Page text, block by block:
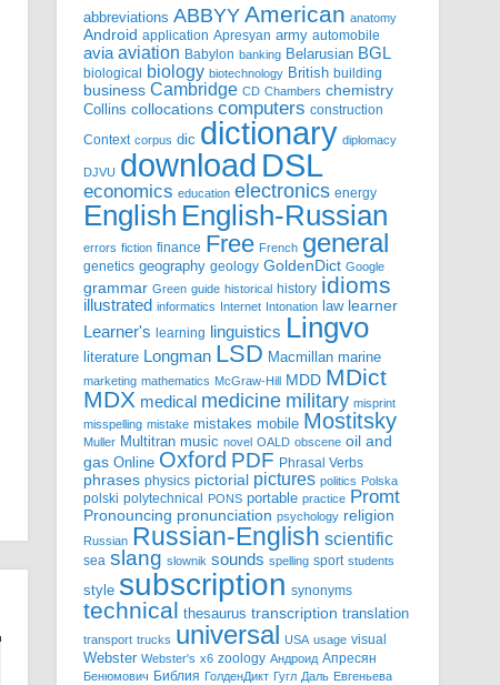
abbreviations ABBYY American anatomy
Android application Apresyan army automobile
avia aviation Babylon banking Belarusian BGL
biological biology biotechnology British building
business Cambridge CD Chambers chemistry
Collins collocations computers construction
Context corpus dic dictionary diplomacy
DJVU download DSL
economics education electronics energy
English English-Russian
errors fiction finance Free French general
genetics geography geology GoldenDict Google
grammar Green guide historical history idioms
illustrated informatics Internet Intonation law learner
Learner's learning linguistics Lingvo
literature Longman LSD Macmillan marine
marketing mathematics McGraw-Hill MDD MDict
MDX medical medicine military misprint
misspelling mistake mistakes mobile Mostitsky
Muller Multitran music novel OALD obscene oil and
gas Online Oxford PDF Phrasal Verbs
phrases physics pictorial pictures politics Polska
polski polytechnical PONS portable practice Promt
Pronouncing pronunciation psychology religion
Russian Russian-English scientific
sea slang slownik sounds spelling sport students
style subscription synonyms
technical thesaurus transcription translation
transport trucks universal USA usage visual
Webster Webster's x6 zoology Андроид Апресян
Бенюмович Библия ГолденДикт Гугл Даль Евгеньева